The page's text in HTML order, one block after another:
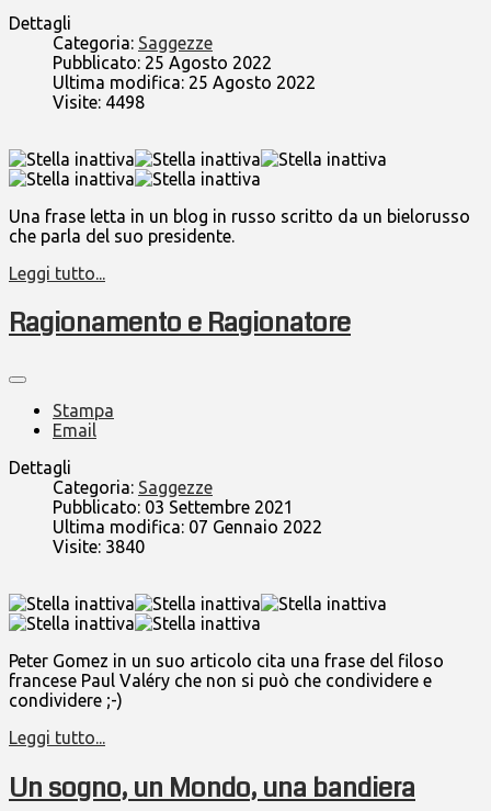
Dettagli
Categoria: Saggezze
Pubblicato: 25 Agosto 2022
Ultima modifica: 25 Agosto 2022
Visite: 4498
Una frase letta in un blog in russo scritto da un bielorusso
che parla del suo presidente.
Leggi tutto...
Ragionamento e Ragionatore
Stampa
Email
Dettagli
Categoria: Saggezze
Pubblicato: 03 Settembre 2021
Ultima modifica: 07 Gennaio 2022
Visite: 3840
Peter Gomez in un suo articolo cita una frase del filoso
francese Paul Valéry che non si può che condividere e
condividere ;-)
Leggi tutto...
Un sogno, un Mondo, una bandiera